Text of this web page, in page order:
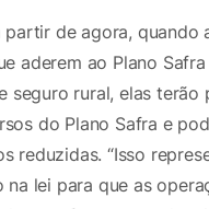
partir de agora, quando
aderem ao Plano
seguro rural, elas terão
do Plano Safra e
reduzidas. “Isso
lei para que as